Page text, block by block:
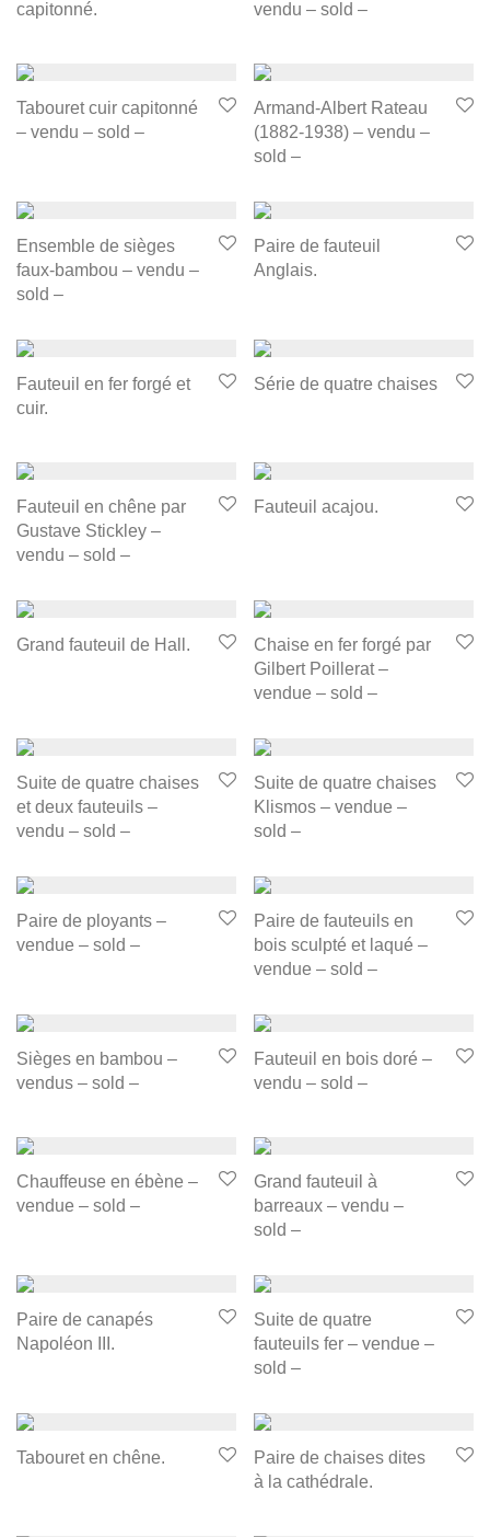
capitonné.
vendu – sold –
Tabouret cuir capitonné
– vendu – sold –
Armand-Albert Rateau
(1882-1938) – vendu –
sold –
Ensemble de sièges
faux-bambou – vendu –
sold –
Paire de fauteuil
Anglais.
Fauteuil en fer forgé et
cuir.
Série de quatre chaises
Fauteuil en chêne par
Gustave Stickley –
vendu – sold –
Fauteuil acajou.
Grand fauteuil de Hall.
Chaise en fer forgé par
Gilbert Poillerat –
vendue – sold –
Suite de quatre chaises
et deux fauteuils –
vendu – sold –
Suite de quatre chaises
Klismos – vendue –
sold –
Paire de ployants –
vendue – sold –
Paire de fauteuils en
bois sculpté et laqué –
vendue – sold –
Sièges en bambou –
vendus – sold –
Fauteuil en bois doré –
vendu – sold –
Chauffeuse en ébène –
vendue – sold –
Grand fauteuil à
barreaux – vendu –
sold –
Paire de canapés
Napoléon III.
Suite de quatre
fauteuils fer – vendue –
sold –
Tabouret en chêne.
Paire de chaises dites
à la cathédrale.